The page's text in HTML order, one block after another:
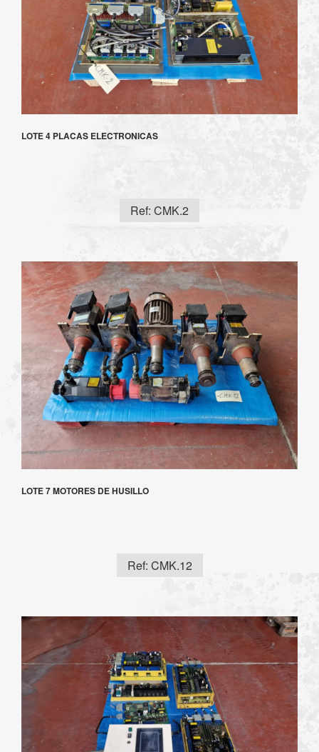
LOTE 4 PLACAS ELECTRONICAS
Ref: CMK.2
LOTE 7 MOTORES DE HUSILLO
Ref: CMK.12